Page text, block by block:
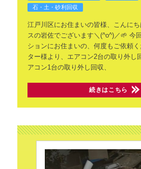
石・土・砂利回収
江戸川区にお住まいの皆様、こんに
スの岩佐でございます＼(^o^)／🌱 今
ションにお住まいの、何度もご依頼
ター様より、エアコン2台の取り外し
アコン1台の取り外し回収、
続きはこちら